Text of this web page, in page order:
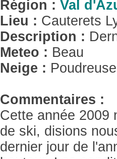
Région : Val
Lieu : Cauterets
Description :
Meteo : Beau
Neige : Poudreuse
Commentaires :
Cette année 2009
de ski, disions
dernier jour de